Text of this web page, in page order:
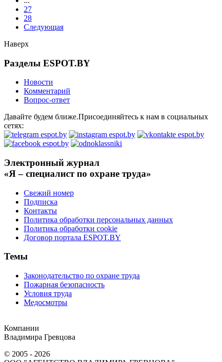
27
28
Следующая
Наверх
Разделы ESPOT.BY
Новости
Комментарий
Вопрос-ответ
Давайте будем ближе.Присоединяйтесь к нам в социальных
сетях:
Электронный журнал
«Я – специалист по охране труда»
Свежий номер
Подписка
Контакты
Политика обработки персональных данных
Политика обработки cookie
Договор портала ESPOT.BY
Темы
Законодательство по охране труда
Пожарная безопасность
Условия труда
Медосмотры
Компании
Владимира Гревцова
© 2005 - 2026